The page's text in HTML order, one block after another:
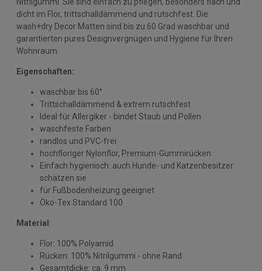
Nitrilgummi. Sie sind einfach zu pflegen, besonders flach und
dicht im Flor, trittschalldämmend und rutschfest. Die
wash+dry Decor Matten sind bis zu 60 Grad waschbar und
garantierten pures Designvergnügen und Hygiene für Ihren
Wohnraum.
Eigenschaften:
waschbar bis 60°
Trittschalldämmend & extrem rutschfest
Ideal für Allergiker - bindet Staub und Pollen
waschfeste Farben
randlos und PVC-frei
hochfloriger Nylonflor, Premium-Gummirücken
Einfach hygienisch: auch Hunde- und Katzenbesitzer
schätzen sie
für Fußbodenheizung geeignet
Öko-Tex Standard 100
Material :
Flor: 100% Polyamid
Rücken: 100% Nitrilgummi - ohne Rand
Gesamtdicke: ca. 9 mm